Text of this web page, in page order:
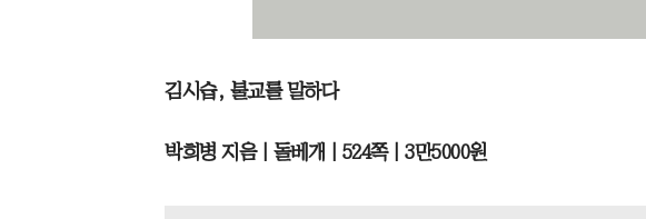
김시습, 불교를 말하다
박희병 지음 | 돌베개 | 524쪽 | 3만5000원